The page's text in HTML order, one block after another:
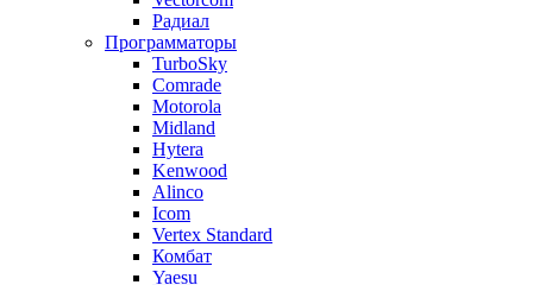
Радиал
Программаторы
TurboSky
Comrade
Motorola
Midland
Hytera
Kenwood
Alinco
Icom
Vertex Standard
Комбат
Yaesu